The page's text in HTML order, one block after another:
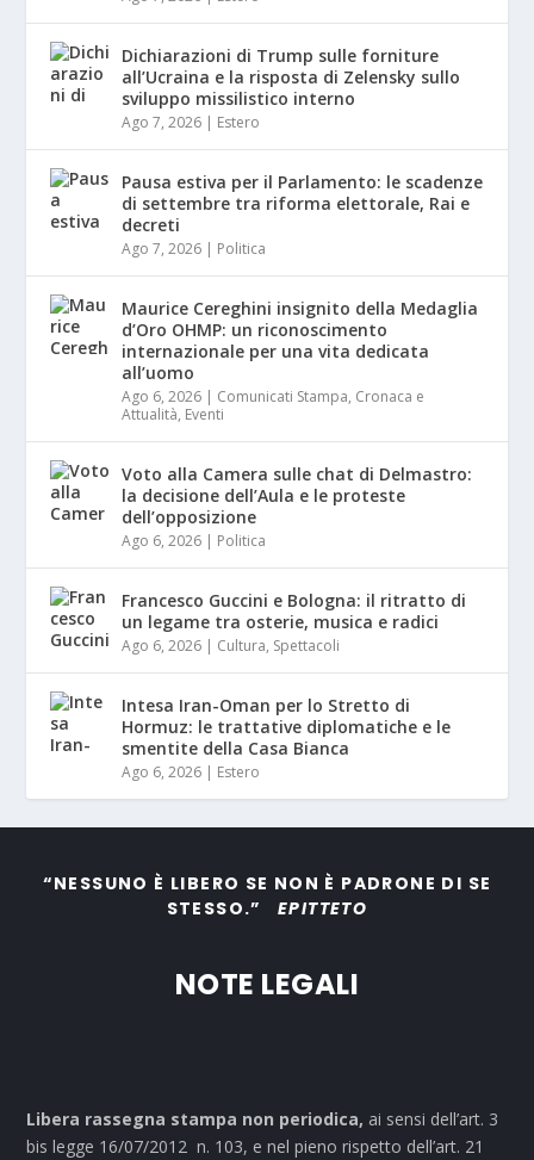
Dichiarazioni di Trump sulle forniture
all’Ucraina e la risposta di Zelensky sullo
sviluppo missilistico interno
Ago 7, 2026 | Estero
Pausa estiva per il Parlamento: le scadenze
di settembre tra riforma elettorale, Rai e
decreti
Ago 7, 2026 | Politica
Maurice Cereghini insignito della Medaglia
d’Oro OHMP: un riconoscimento
internazionale per una vita dedicata
all’uomo
Ago 6, 2026 | Comunicati Stampa, Cronaca e
Attualità, Eventi
Voto alla Camera sulle chat di Delmastro:
la decisione dell’Aula e le proteste
dell’opposizione
Ago 6, 2026 | Politica
Francesco Guccini e Bologna: il ritratto di
un legame tra osterie, musica e radici
Ago 6, 2026 | Cultura, Spettacoli
Intesa Iran-Oman per lo Stretto di
Hormuz: le trattative diplomatiche e le
smentite della Casa Bianca
Ago 6, 2026 | Estero
“NESSUNO È LIBERO SE NON È PADRONE DI SE
STESSO.”EPITTETO
NOTE LEGALI
Libera rassegna stampa non periodica, ai sensi dell’art. 3
bis legge 16/07/2012 n. 103, e nel pieno rispetto dell’art. 21